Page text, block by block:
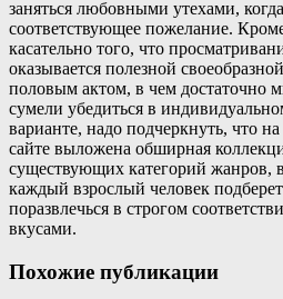
заняться любовными утехами,
соответствующее пожелание.
касательно того, что
оказывается полезной
половым актом, в чем достаточно
сумели убедиться в
варианте, надо подчеркнуть, что
сайте выложена обширная
существующих категорий жанров,
каждый взрослый человек
поразвлечься в строгом
вкусами.
Похожие публикации